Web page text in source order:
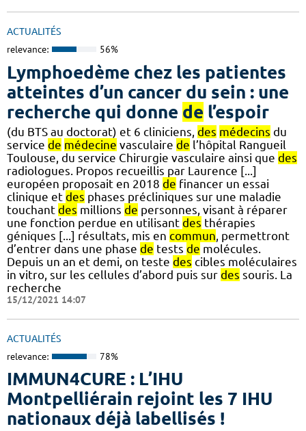
ACTUALITÉS
relevance: 56%
Lymphoedème chez les patientes
atteintes d’un cancer du sein : une
recherche qui donne de l’espoir
(du BTS au doctorat) et 6 cliniciens, des médecins du
service de médecine vasculaire de l’hôpital Rangueil
Toulouse, du service Chirurgie vasculaire ainsi que des
radiologues. Propos recueillis par Laurence [...]
européen proposait en 2018 de financer un essai
clinique et des phases précliniques sur une maladie
touchant des millions de personnes, visant à réparer
une fonction perdue en utilisant des thérapies
géniques [...] résultats, mis en commun , permettront
d’entrer dans une phase de tests de molécules.
Depuis un an et demi, on teste des cibles moléculaires
in vitro, sur les cellules d’abord puis sur des souris. La
recherche
15/12/2021 14:07
ACTUALITÉS
relevance: 78%
IMMUN4CURE : L’IHU
Montpelliérain rejoint les 7 IHU
nationaux déjà labellisés !